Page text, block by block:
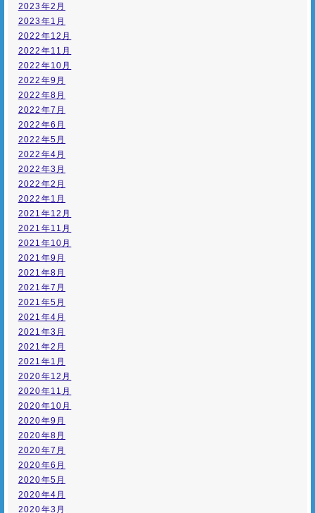
2023年2月
2023年1月
2022年12月
2022年11月
2022年10月
2022年9月
2022年8月
2022年7月
2022年6月
2022年5月
2022年4月
2022年3月
2022年2月
2022年1月
2021年12月
2021年11月
2021年10月
2021年9月
2021年8月
2021年7月
2021年5月
2021年4月
2021年3月
2021年2月
2021年1月
2020年12月
2020年11月
2020年10月
2020年9月
2020年8月
2020年7月
2020年6月
2020年5月
2020年4月
2020年3月